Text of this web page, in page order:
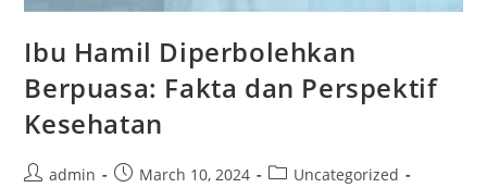
Ibu Hamil Diperbolehkan
Berpuasa: Fakta dan Perspektif
Kesehatan
admin March 10, 2024
Uncategorized